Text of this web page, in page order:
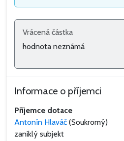
Vrácená částka
hodnota neznámá
Informace o příjemci
Příjemce dotace
Antonín Hlaváč (Soukromý)
zaniklý subjekt